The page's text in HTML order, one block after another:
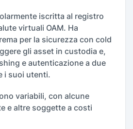
iscritta al registro
virtuali OAM. Ha
per la sicurezza con cold
gli asset in custodia e,
e autenticazione a due
i suoi utenti.
variabili, con alcune
e altre soggette a costi